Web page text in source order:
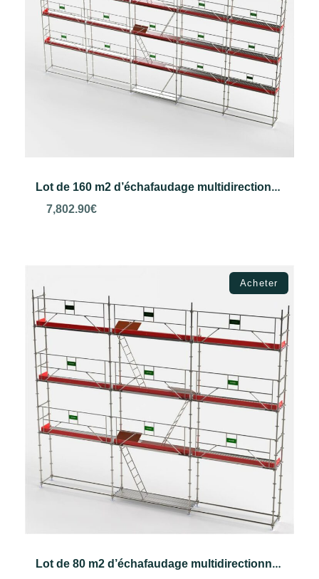
Lot de 160 m2 d’échafaudage multidirectionnel VERO
7,802.90€
Acheter
Lot de 80 m2 d’échafaudage multidirectionnel VERO